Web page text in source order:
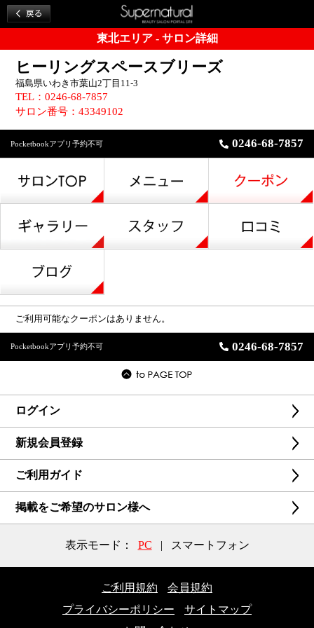
東北エリア - サロン詳細
ヒーリングスペースブリーズ
福島県いわき市葉山2丁目11-3
TEL：0246-68-7857
サロン番号：43349102
Pocketbookアプリ予約不可 0246-68-7857
ご利用可能なクーポンはありません。
Pocketbookアプリ予約不可 0246-68-7857
ログイン
新規会員登録
ご利用ガイド
掲載をご希望のサロン様へ
表示モード： PC | スマートフォン
ご利用規約
会員規約
プライバシーポリシー
サイトマップ